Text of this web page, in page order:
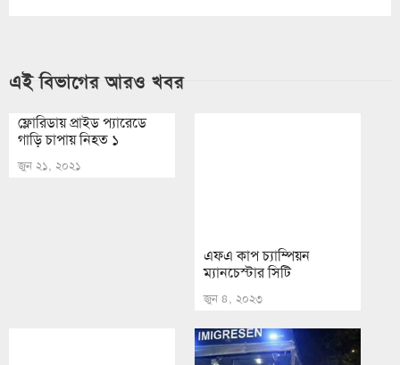
এই বিভাগের আরও খবর
ফ্লোরিডায় প্রাইড প্যারেডে
গাড়ি চাপায় নিহত ১
জুন ২১, ২০২১
এফএ কাপ চ্যাম্পিয়ন
ম্যানচেস্টার সিটি
জুন ৪, ২০২৩